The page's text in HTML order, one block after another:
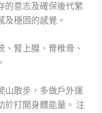
的意志及確保後代繁
穩固的感覺。
腎上腺、脊椎骨、
山散步，多做戶外運
於打開身體能量。 注